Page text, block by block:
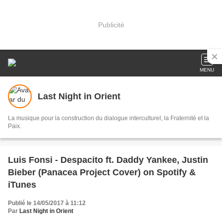
Publicité
MENU
Last Night in Orient
La musique pour la construction du dialogue interculturel, la Fraternité et la
Paix.
Luis Fonsi - Despacito ft. Daddy Yankee, Justin
Bieber (Panacea Project Cover) on Spotify &
iTunes
Publié le 14/05/2017 à 11:12
Par Last Night in Orient